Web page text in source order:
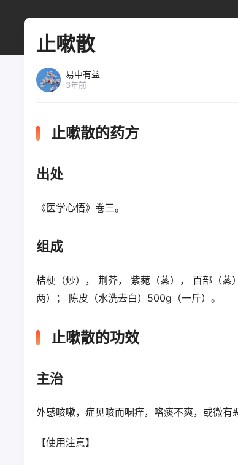
止嗽散
易中有益
3年前
止嗽散的药方
出处
《医学心悟》卷三。
组成
桔梗（炒）， 荆芥， 紫菀（蒸）， 百部（
两）； 陈皮（水洗去白）500g（一斤）。
止嗽散的功效
主治
外感咳嗽，症见咳而咽痒，咯痰不爽，或微
【使用注意】